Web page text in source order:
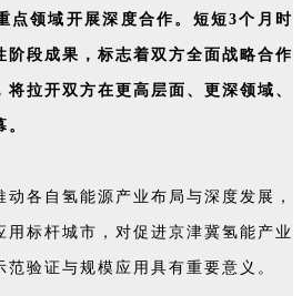
点领域开展深度合作。短短3个月时
阶段成果，标志着双方全面战略合作
拉开双方在更高层面、更深领域、
。
各自氢能源产业布局与深度发展，
用标杆城市，对促进京津冀氢能产业
验证与规模应用具有重要意义。